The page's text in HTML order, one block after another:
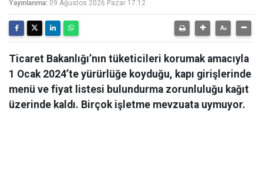
Yayınlanma: 09 Ağustos 2026 Pazar 17:12
Ticaret Bakanlığı’nın tüketicileri korumak amacıyla
1 Ocak 2024’te yürürlüğe koyduğu, kapı girişlerinde
menü ve fiyat listesi bulundurma zorunluluğu kağıt
üzerinde kaldı. Birçok işletme mevzuata uymuyor.